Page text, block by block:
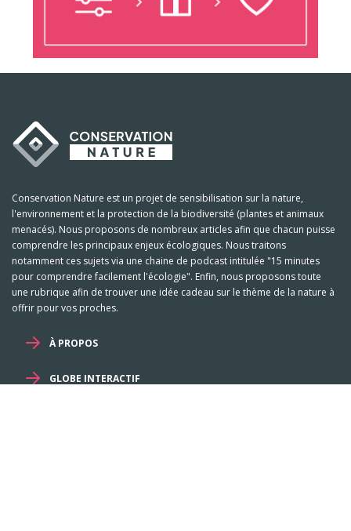
Conservation Nature est un projet de sensibilisation sur la nature,
l'environnement et la protection de la biodiversité (plantes et animaux
menacés). Nous proposons de nombreux articles afin que chacun puisse
comprendre les principaux enjeux écologiques. Nous traitons
notamment ces sujets via une chaine de podcast intitulée "15 minutes
pour comprendre facilement l'écologie". Enfin, nous proposons toute
une rubrique afin de trouver une idée cadeau sur le thème de la nature à
offrir pour vos proches.
À PROPOS
GLOBE INTERACTIF